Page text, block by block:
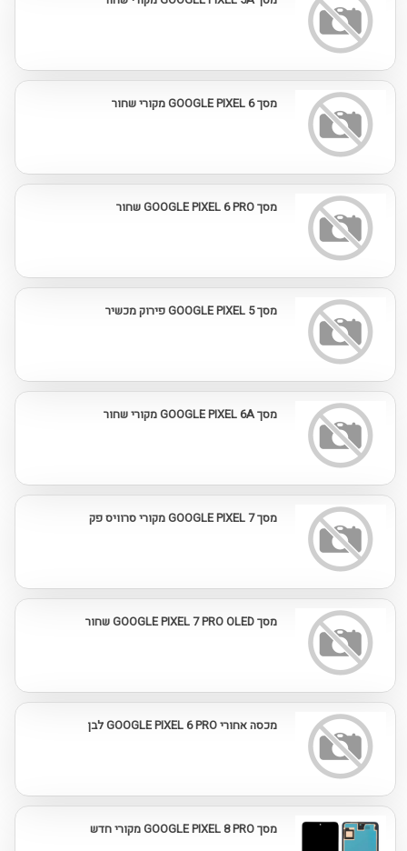
מסך GOOGLE PIXEL 6 מקורי שחור
מסך GOOGLE PIXEL 6 PRO שחור
מסך GOOGLE PIXEL 5 פירוק מכשיר
מסך GOOGLE PIXEL 6A מקורי שחור
מסך GOOGLE PIXEL 7 מקורי סרוויס פק
מסך GOOGLE PIXEL 7 PRO OLED שחור
מכסה אחורי GOOGLE PIXEL 6 PRO לבן
מסך GOOGLE PIXEL 8 PRO מקורי חדש